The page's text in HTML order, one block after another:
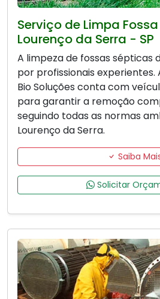
Serviço de Limpa
Lourenço da Serra - SP
A limpeza de fossas sépticas
por profissionais experientes.
Bio Soluções conta com
para garantir a remoção
seguindo todas as normas
Lourenço da Serra.
Saiba
Solicitar